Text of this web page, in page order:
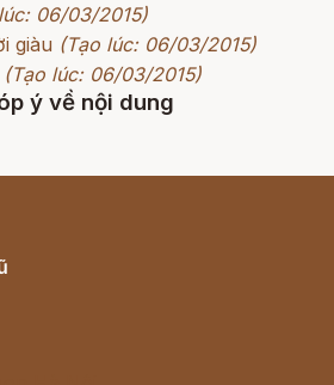
06/03/2015)
giàu (Tạo lúc: 06/03/2015)
(Tạo lúc: 06/03/2015)
ý về nội dung